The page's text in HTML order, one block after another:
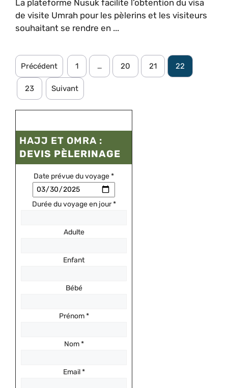
La plateforme Nusuk facilite l’obtention du visa
de visite Umrah pour les pèlerins et les visiteurs
souhaitant se rendre en ...
Précédent 1 … 20 21 22
23 Suivant
HAJJ ET OMRA :
DEVIS PÈLERINAGE
Date prévue du voyage*
Durée du voyage en jour*
Adulte
Enfant
Bébé
Prénom*
Nom*
Email*